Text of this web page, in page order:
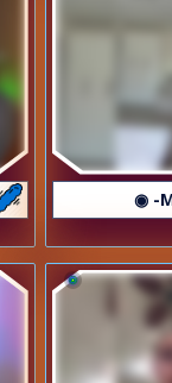
◉ -